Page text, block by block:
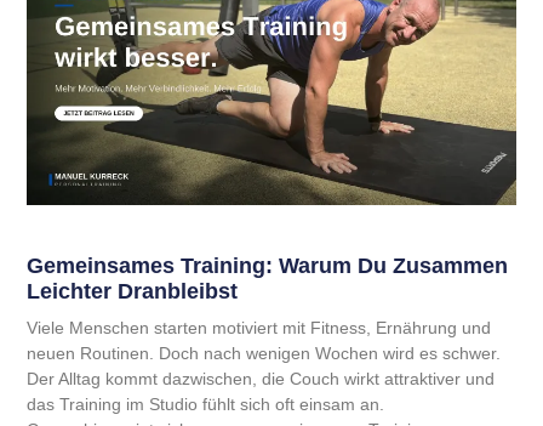
Gemeinsames Training: Warum Du Zusammen
Leichter Dranbleibst
Viele Menschen starten motiviert mit Fitness, Ernährung und
neuen Routinen. Doch nach wenigen Wochen wird es schwer.
Der Alltag kommt dazwischen, die Couch wirkt attraktiver und
das Training im Studio fühlt sich oft einsam an.